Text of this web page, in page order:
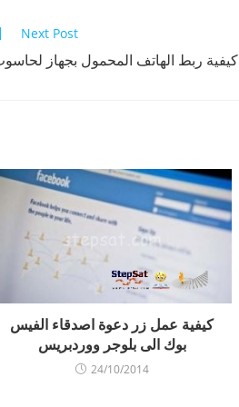
Next Post
كيفية ربط الهاتف المحمول بجهاز
كيفية عمل زر دعوة اصدقاء الفيس
بوك الى بلوجر ووردبريس
24/10/2014